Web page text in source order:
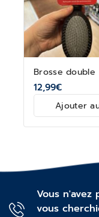
Brosse double
12,99€
Ajouter
Vous n'avez
vous